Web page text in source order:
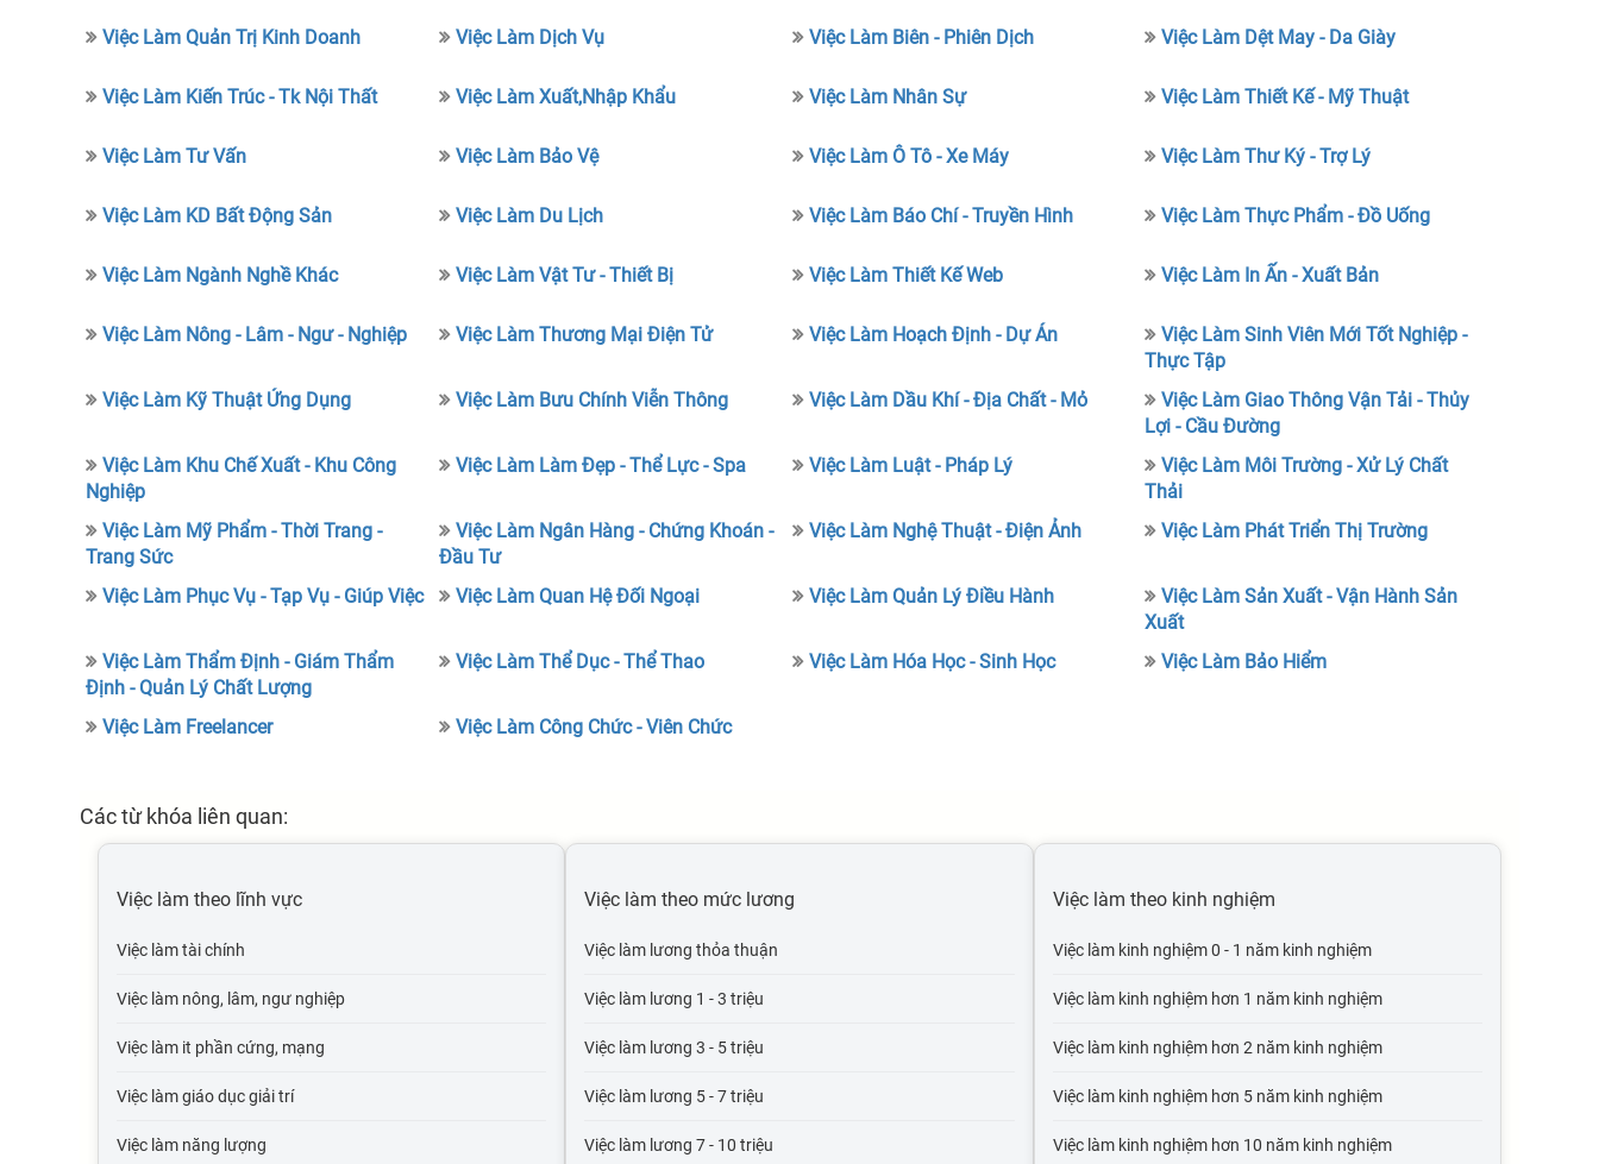
Việc Làm Quản Trị Kinh Doanh Việc Làm Dịch Vụ Việc Làm Biên - Phiên Dịch Việc Làm Dệt May - Da Giày
Việc Làm Kiến Trúc - Tk Nội Thất Việc Làm Xuất,nhập Khẩu Việc Làm Nhân Sự Việc Làm Thiết Kế - Mỹ Thuật
Việc Làm Tư Vấn Việc Làm Bảo Vệ Việc Làm Ô Tô - Xe Máy Việc Làm Thư Ký - Trợ Lý
Việc Làm KD Bất Động Sản Việc Làm Du Lịch Việc Làm Báo Chí - Truyền Hình Việc Làm Thực Phẩm - Đồ Uống
Việc Làm Ngành Nghề Khác Việc Làm Vật Tư - Thiết Bị Việc Làm Thiết Kế Web Việc Làm In Ấn - Xuất Bản
Việc Làm Nông - Lâm - Ngư - Nghiệp Việc Làm Thương Mại Điện Tử Việc Làm Hoạch Định - Dự Án
Việc Làm Sinh Viên Mới Tốt Nghiệp -
Thực Tập
Việc Làm Kỹ Thuật Ứng Dụng
Việc Làm Bưu Chính Viễn Thông Việc Làm Dầu Khí - Địa Chất - Mỏ
Việc Làm Giao Thông Vận Tải - Thủy
Lợi - Cầu Đường
Việc Làm Khu Chế Xuất - Khu Công
Nghiệp
Việc Làm Làm Đẹp - Thể Lực - Spa Việc Làm Luật - Pháp Lý
Việc Làm Môi Trường - Xử Lý Chất
Thải
Việc Làm Mỹ Phẩm - Thời Trang -
Trang Sức
Việc Làm Ngân Hàng - Chứng Khoán -
Đầu Tư
Việc Làm Nghệ Thuật - Điện Ảnh Việc Làm Phát Triển Thị Trường
Việc Làm Phục Vụ - Tạp Vụ - Giúp Việc Việc Làm Quan Hệ Đối Ngoại Việc Làm Quản Lý Điều Hành
Việc Làm Sản Xuất - Vận Hành Sản
Xuất
Việc Làm Thẩm Định - Giám Thẩm
Định - Quản Lý Chất Lượng
Việc Làm Thể Dục - Thể Thao Việc Làm Hóa Học - Sinh Học Việc Làm Bảo Hiểm
Việc Làm Freelancer Việc Làm Công Chức - Viên Chức
Các từ khóa liên quan:
Việc làm theo lĩnh vực
Việc làm tài chính
Việc làm nông, lâm, ngư nghiệp
Việc làm it phần cứng, mạng
Việc làm giáo dục giải trí
Việc làm năng lượng
Việc làm theo mức lương
Việc làm lương thỏa thuận
Việc làm lương 1 - 3 triệu
Việc làm lương 3 - 5 triệu
Việc làm lương 5 - 7 triệu
Việc làm lương 7 - 10 triệu
Việc làm theo kinh nghiệm
Việc làm kinh nghiệm 0 - 1 năm kinh nghiệm
Việc làm kinh nghiệm hơn 1 năm kinh nghiệm
Việc làm kinh nghiệm hơn 2 năm kinh nghiệm
Việc làm kinh nghiệm hơn 5 năm kinh nghiệm
Việc làm kinh nghiệm hơn 10 năm kinh nghiệm